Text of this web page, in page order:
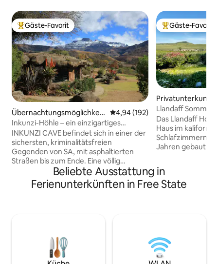
Beliebter Gäste-Favorit.
Gäste-Favorit
Übernachtungsmöglichkeit
in Winterton
Durchschnittliche Bewertung:
4,94 (192)
Inkunzi-Höhle – ein einzigartiges
afrikanisches Erlebnis.
INKUNZI CAVE befindet sich in einer der
sichersten, kriminalitätsfreien
Gegenden von SA, mit asphaltierten
Straßen bis zum Ende. Eine völlig
einzigartige, vom Eigentümer gebaute
Einheit mit einem Buschmann-Thema. 1
Schlafzimmer nur mit einem
weitere günstigere Einheiten auf dem
Grundstück sind separat aufgeführt:
THE ZULU HUT und DIDDLY SQUAT. Alle
Beliebter Gäste-
Gäste-Favorit
Privatunterkunft
nen
Llandaff
Das Llandaff
Haus im
Schlafzimmern,
Jahren gebaut
Aussicht.
dem massiven
hinaus und
gleich die Straße
3 Ferienhäuser,
und The Old
Beliebte Ausstattung in
Ferienunterkünften in Free State